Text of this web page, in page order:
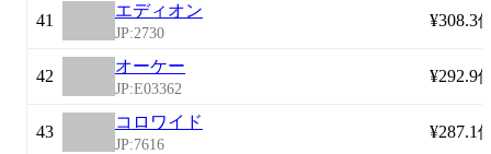
41
エディオン
JP:2730
¥308.3
42
オーケー
JP:E03362
¥292.9
43
コロワイド
JP:7616
¥287.1